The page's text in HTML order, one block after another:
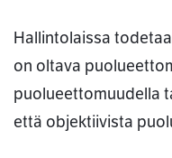
Hallintolaissa
on oltava
puolueettomuudella
että objektiivista